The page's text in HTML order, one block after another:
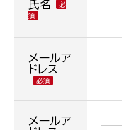
氏名
メールア
ドレス
メールア